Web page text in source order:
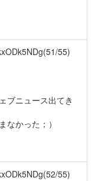
55)
ブニュース出てき
なかった；）
55)